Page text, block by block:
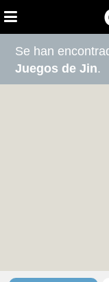
Se han
Juegos de Jin.